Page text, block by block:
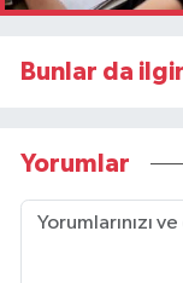
Bunlar da
Yorumlar